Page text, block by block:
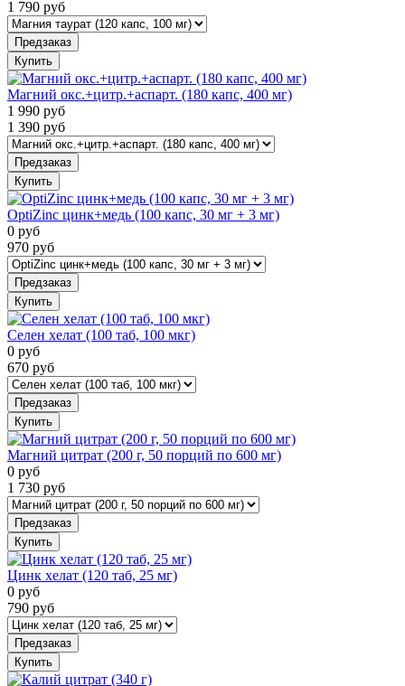
1 790 руб
Предзаказ
Купить
Магний окс.+цитр.+аспарт. (180 капс, 400 мг)
1 990 руб
1 390 руб
Предзаказ
Купить
OptiZinc цинк+медь (100 капс, 30 мг + 3 мг)
0 руб
970 руб
Предзаказ
Купить
Селен хелат (100 таб, 100 мкг)
0 руб
670 руб
Предзаказ
Купить
Магний цитрат (200 г, 50 порций по 600 мг)
0 руб
1 730 руб
Предзаказ
Купить
Цинк хелат (120 таб, 25 мг)
0 руб
790 руб
Предзаказ
Купить